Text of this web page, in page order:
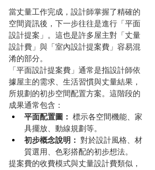
當丈量工作完成，設計師掌握了精確的
空間資訊後，下一步往往是進行「平面
設計提案」。這也是許多屋主對「丈量
設計費」與「室內設計提案費」容易混
淆的部分。
「平面設計提案費」通常是指設計師依
據屋主的需求、生活習慣與丈量結果，
所規劃的初步空間配置方案。這階段的
成果通常包含：
平面配置圖： 標示各空間機能、家
具擺放、動線規劃等。
初步概念說明： 對於設計風格、材
質選用、色彩搭配的初步想法。
提案費的收費模式與丈量設計費類似，